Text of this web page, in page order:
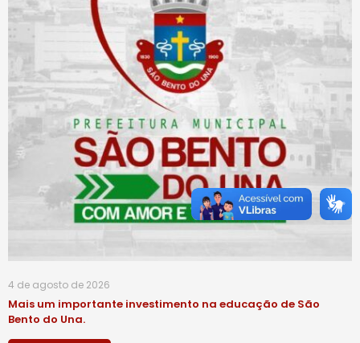
4 de agosto de 2026
Mais um importante investimento na educação de São
Bento do Una.